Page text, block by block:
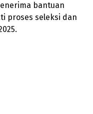
bantuan
proses seleksi dan